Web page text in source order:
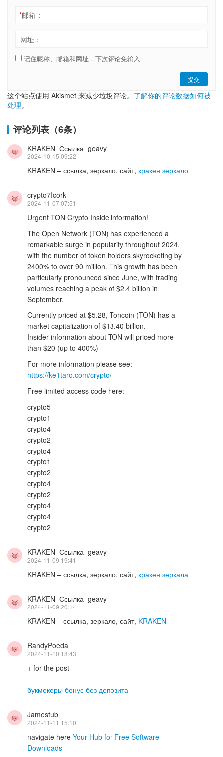
*邮箱：
网址：
记住昵称、邮箱和网址，下次评论免输入
提交
这个站点使用 Akismet 来减少垃圾评论。 了解你的评论数据如何被
处理。
评论列表（6条）
KRAKEN_Ссылка_geavy
2024-10-15 09:22
KRAKEN – ссылка, зеркало, сайт, кракен зеркало
crypto7Icork
2024-11-07 07:51
Urgent TON Crypto Inside information!
The Open Network (TON) has experienced a
remarkable surge in popularity throughout 2024,
with the number of token holders skyrocketing by
2400% to over 90 million. This growth has been
particularly pronounced since June, with trading
volumes reaching a peak of $2.4 billion in
September.
Currently priced at $5.28, Toncoin (TON) has a
market capitalization of $13.40 billion.
Insider information about TON will priced more
than $20 (up to 400%)
For more information please see:
https://ke1taro.com/crypto/
Free limited access code here:
crypto5
crypto1
crypto4
crypto2
crypto4
crypto1
crypto2
crypto4
crypto2
crypto4
crypto4
crypto2
KRAKEN_Ссылка_geavy
2024-11-09 19:41
KRAKEN – ссылка, зеркало, сайт, кракен зеркала
KRAKEN_Ссылка_geavy
2024-11-09 20:14
KRAKEN – ссылка, зеркало, сайт, KRAKEN
RandyPoeda
2024-11-10 18:43
+ for the post
букмекеры бонус без депозита
Jamestub
2024-11-11 15:10
navigate here Your Hub for Free Software
Downloads